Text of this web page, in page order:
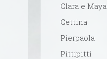
Clara e Maya
Cettina
Pierpaola
Pittipitti